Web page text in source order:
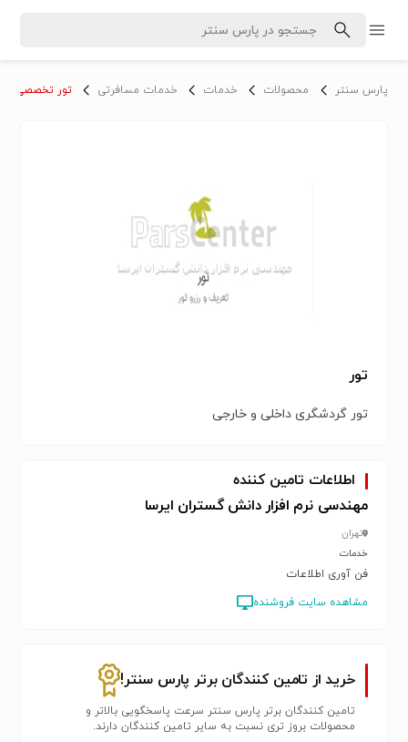
پارس سنتر محصولات خدمات خدمات مسافرتی تور تخصصی
تور
تور گردشگری داخلی و خارجی
اطلاعات تامین کننده
مهندسی نرم افزار دانش گستران ایرسا
تهران
خدمات
فن آوری اطلاعات
مشاهده سایت فروشنده
خرید از تامین کنندگان برتر پارس سنتر!
تامین کنندگان برتر پارس سنتر سرعت پاسخگویی بالاتر و
محصولات بروز تری نسبت به سایر تامین کنندگان دارند.